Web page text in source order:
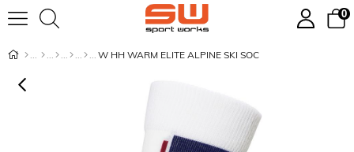
0
W HH WARM ELITE ALPINE SKI SOC